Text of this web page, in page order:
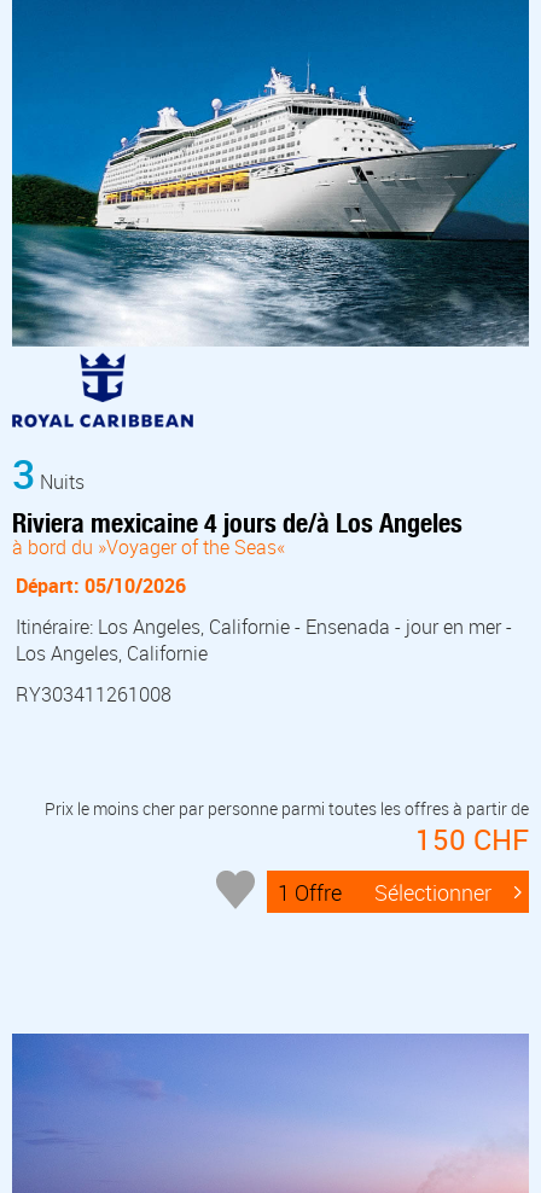
3 Nuits
Riviera mexicaine 4 jours de/à Los Angeles
à bord du »Voyager of the Seas«
Départ: 05/10/2026
Itinéraire: Los Angeles, Californie - Ensenada - jour en mer -
Los Angeles, Californie
RY303411261008
Prix le moins cher par personne parmi toutes les offres à partir de
150 CHF
1 Offre Sélectionner